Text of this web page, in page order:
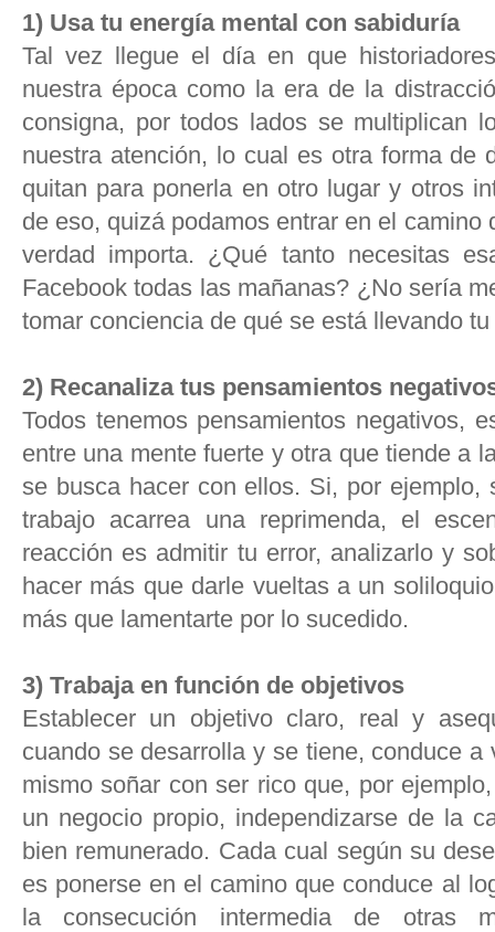
1) Usa tu energía mental con sabiduría
Tal vez llegue el día en que
nuestra época como la era de la
consigna, por todos lados se multiplican
nuestra atención, lo cual es otra forma de
quitan para ponerla en otro lugar y otros
de eso, quizá podamos entrar en el camino
verdad importa. ¿Qué tanto necesitas
Facebook todas las mañanas? ¿No sería
tomar conciencia de qué se está llevando
2) Recanaliza tus pensamientos
Todos tenemos pensamientos negativos,
entre una mente fuerte y otra que tiende a
se busca hacer con ellos. Si, por ejemplo,
trabajo acarrea una reprimenda, el
reacción es admitir tu error, analizarlo y
hacer más que darle vueltas a un
más que lamentarte por lo sucedido.
3) Trabaja en función de objetivos
Establecer un objetivo claro, real y
cuando se desarrolla y se tiene, conduce
mismo soñar con ser rico que, por
un negocio propio, independizarse de la
bien remunerado. Cada cual según su
es ponerse en el camino que conduce al
la consecución intermedia de otras